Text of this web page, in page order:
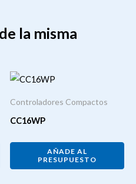
la misma
Controladores Compactos
CC16WP
AÑADE AL
PRESUPUESTO